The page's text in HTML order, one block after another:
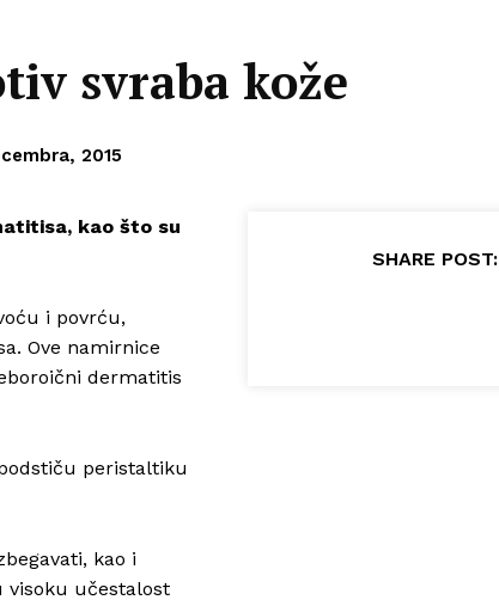
svraba kože
2015
kao što su
i povrću,
Ove namirnice
dermatitis
peristaltiku
kao i
visoku učestalost
SHARE POST: